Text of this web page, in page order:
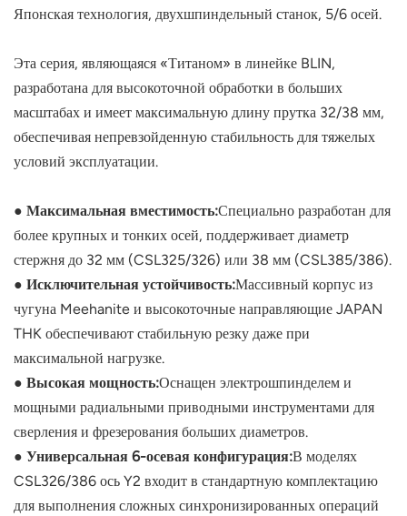
Японская технология, двухшпиндельный станок, 5/6 осей.
Эта серия, являющаяся «Титаном» в линейке BLIN,
разработана для высокоточной обработки в больших
масштабах и имеет максимальную длину прутка 32/38 мм,
обеспечивая непревзойденную стабильность для тяжелых
условий эксплуатации.
● Максимальная вместимость:Специально разработан для
более крупных и тонких осей, поддерживает диаметр
стержня до 32 мм (CSL325/326) или 38 мм (CSL385/386).
● Исключительная устойчивость:Массивный корпус из
чугуна Meehanite и высокоточные направляющие JAPAN
THK обеспечивают стабильную резку даже при
максимальной нагрузке.
● Высокая мощность:Оснащен электрошпинделем и
мощными радиальными приводными инструментами для
сверления и фрезерования больших диаметров.
● Универсальная 6-осевая конфигурация:В моделях
CSL326/386 ось Y2 входит в стандартную комплектацию
для выполнения сложных синхронизированных операций